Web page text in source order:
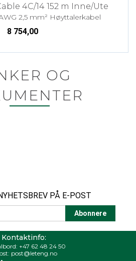
4C/14 152 m Inne/Ute
2,5 mm² Høyttalerkabel
8 754,00
OG
PÅ E-POST
Kontaktinfo:
+47 62 48 24 50
post@leteng.no